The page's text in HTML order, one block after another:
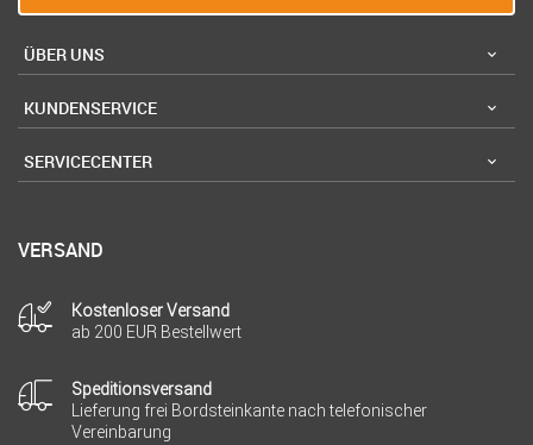
ÜBER UNS
KUNDENSERVICE
SERVICECENTER
VERSAND
Kostenloser Versand
ab 200 EUR Bestellwert
Speditionsversand
Lieferung frei Bordsteinkante nach telefonischer
Vereinbarung